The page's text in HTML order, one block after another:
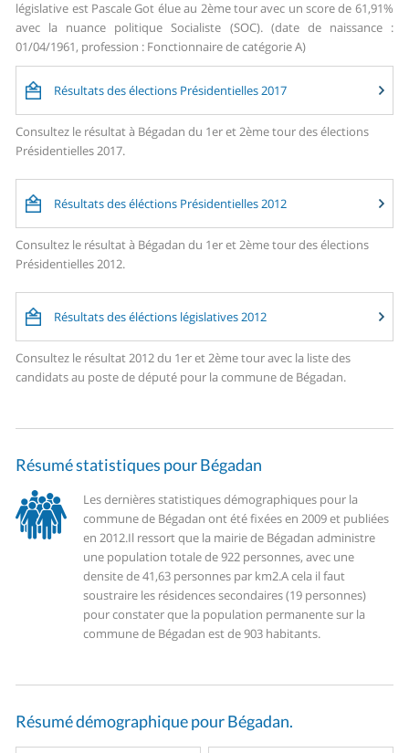
législative est Pascale Got élue au 2ème tour avec un score de 61,91%
avec la nuance politique Socialiste (SOC). (date de naissance :
01/04/1961, profession : Fonctionnaire de catégorie A)
Résultats des élections Présidentielles 2017
Consultez le résultat à Bégadan du 1er et 2ème tour des élections
Présidentielles 2017.
Résultats des éléctions Présidentielles 2012
Consultez le résultat à Bégadan du 1er et 2ème tour des élections
Présidentielles 2012.
Résultats des éléctions législatives 2012
Consultez le résultat 2012 du 1er et 2ème tour avec la liste des
candidats au poste de député pour la commune de Bégadan.
Résumé statistiques pour Bégadan
Les dernières statistiques démographiques pour la
commune de Bégadan ont été fixées en 2009 et publiées
en 2012.Il ressort que la mairie de Bégadan administre
une population totale de 922 personnes, avec une
densite de 41,63 personnes par km2.A cela il faut
soustraire les résidences secondaires (19 personnes)
pour constater que la population permanente sur la
commune de Bégadan est de 903 habitants.
Résumé démographique pour Bégadan.